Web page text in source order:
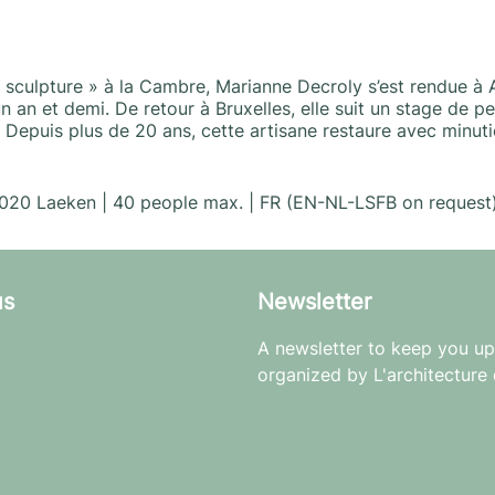
» à la Cambre, Marianne Decroly s’est rendue à
an et demi. De retour à Bruxelles, elle suit un stage de
plus de 20 ans, cette artisane restaure avec
Laeken | 40 people max. | FR (EN-NL-LSFB on
Newsletter
A newsletter to keep you
organized by L'architecture